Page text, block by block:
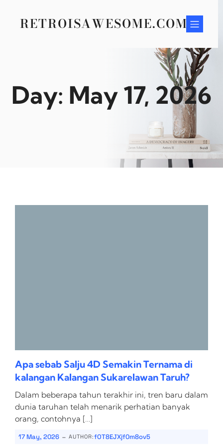
contentRETROISAWESOME.COM
Day: May 17, 2026
Apa sebab Salju 4D Semakin Ternama di
kalangan Kalangan Sukarelawan Taruh?
Dalam beberapa tahun terakhir ini, tren baru dalam
dunia taruhan telah menarik perhatian banyak
orang, contohnya […]
17 May, 2026 - AUTHOR:fOT8EJXjf0m8ov5